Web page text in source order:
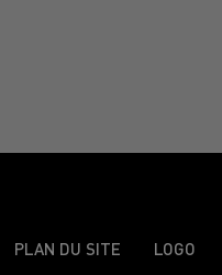
PLAN DU SITE LOGO